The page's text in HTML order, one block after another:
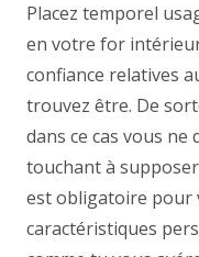
Placez temporel
en votre for
confiance relatives
trouvez être. De
dans ce cas vous ne
touchant à
est obligatoire pour
caractéristiques